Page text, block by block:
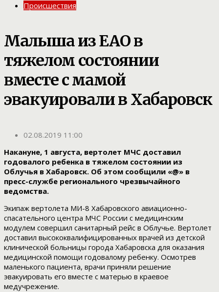
Происшествия
Малыша из ЕАО в
тяжелом состоянии
вместе с мамой
эвакуировали в Хабаровск
02.08.2019 11:00
Накануне, 1 августа, вертолет МЧС доставил
годовалого ребенка в тяжелом состоянии из
Облучья в Хабаровск. Об этом сообщили «@» в
пресс-службе регионального чрезвычайного
ведомства.
Экипаж вертолета МИ-8 Хабаровского авиационно-
спасательного центра МЧС России с медицинским
модулем совершил санитарный рейс в Облучье. Вертолет
доставил высококвалифицированных врачей из детской
клинической больницы города Хабаровска для оказания
медицинской помощи годовалому ребенку. Осмотрев
маленького пациента, врачи приняли решение
эвакуировать его вместе с матерью в краевое
медучрежение.